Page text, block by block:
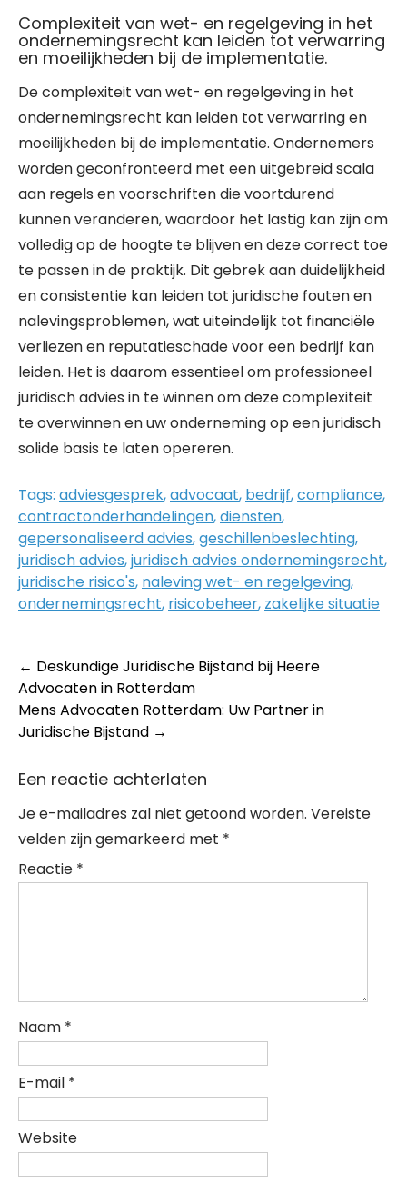
Complexiteit van wet- en regelgeving in het
ondernemingsrecht kan leiden tot verwarring
en moeilijkheden bij de implementatie.
De complexiteit van wet- en regelgeving in het
ondernemingsrecht kan leiden tot verwarring en
moeilijkheden bij de implementatie. Ondernemers
worden geconfronteerd met een uitgebreid scala
aan regels en voorschriften die voortdurend
kunnen veranderen, waardoor het lastig kan zijn om
volledig op de hoogte te blijven en deze correct toe
te passen in de praktijk. Dit gebrek aan duidelijkheid
en consistentie kan leiden tot juridische fouten en
nalevingsproblemen, wat uiteindelijk tot financiële
verliezen en reputatieschade voor een bedrijf kan
leiden. Het is daarom essentieel om professioneel
juridisch advies in te winnen om deze complexiteit
te overwinnen en uw onderneming op een juridisch
solide basis te laten opereren.
Tags: adviesgesprek,advocaat, bedrijf,compliance,
contractonderhandelingen,diensten,
gepersonaliseerd advies,geschillenbeslechting,
juridisch advies,juridisch advies ondernemingsrecht,
juridische risico's, naleving wet- en regelgeving,
ondernemingsrecht, risicobeheer, zakelijke situatie
Post
navigation
← Deskundige Juridische Bijstand bij Heere
Advocaten in Rotterdam
Mens Advocaten Rotterdam: Uw Partner in
Juridische Bijstand →
Een reactie achterlaten
Je e-mailadres zal niet getoond worden. Vereiste
velden zijn gemarkeerd met *
Reactie *
Naam *
E-mail *
Website